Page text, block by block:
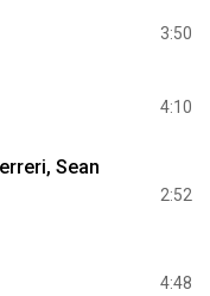
3:50
4:10
Sean
2:52
4:48